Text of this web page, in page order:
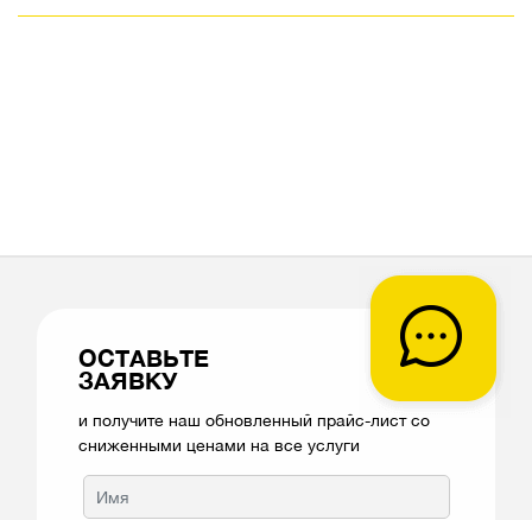
ОСТАВЬТЕ
ЗАЯВКУ
и получите наш обновленный прайс-лист со
сниженными ценами на все услуги